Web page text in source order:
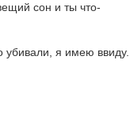
сон и ты что-
я имею ввиду.